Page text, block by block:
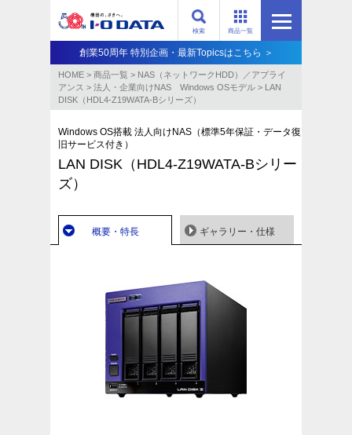
商品一覧
検索
創業50周年 特別企画・最新Topicsはこちら ＞
HOME > 商品一覧 > NAS（ネットワークHDD）／アプライ
アンス​ > 法人・企業向けNAS Windows OSモデル > LAN
DISK（HDL4-Z19WATA-Bシリーズ）
Windows OS搭載 法人向けNAS（標準5年保証・データ復
旧サービス付き）
LAN DISK（HDL4-Z19WATA-Bシリー
ズ）
概要・特長 ギャラリー・仕様